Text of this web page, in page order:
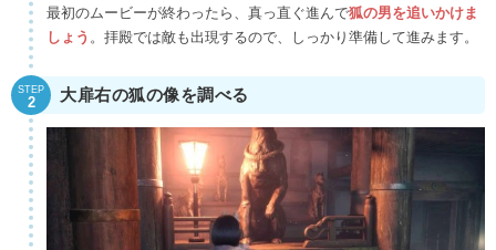
最初のムービーが終わったら、真っ直ぐ進んで狐の男を追いかけま
しょう 。拝殿では敵も出現するので、しっかり準備して進みます。
STEP
2 大扉右の狐の像を調べる